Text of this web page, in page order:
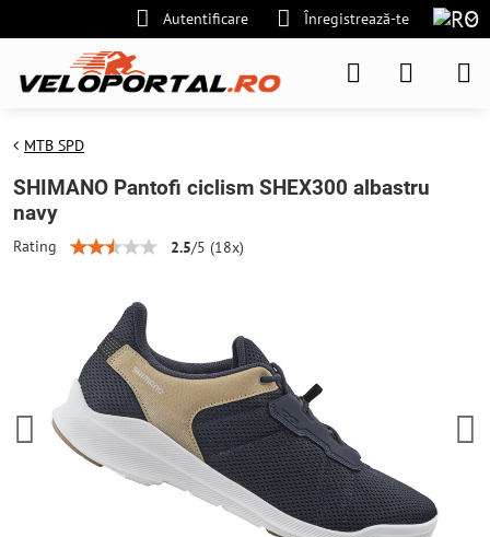
Autentificare Înregistrează-te
MTB SPD
SHIMANO Pantofi ciclism SHEX300 albastru
navy
Rating 2.5/5 (18x)